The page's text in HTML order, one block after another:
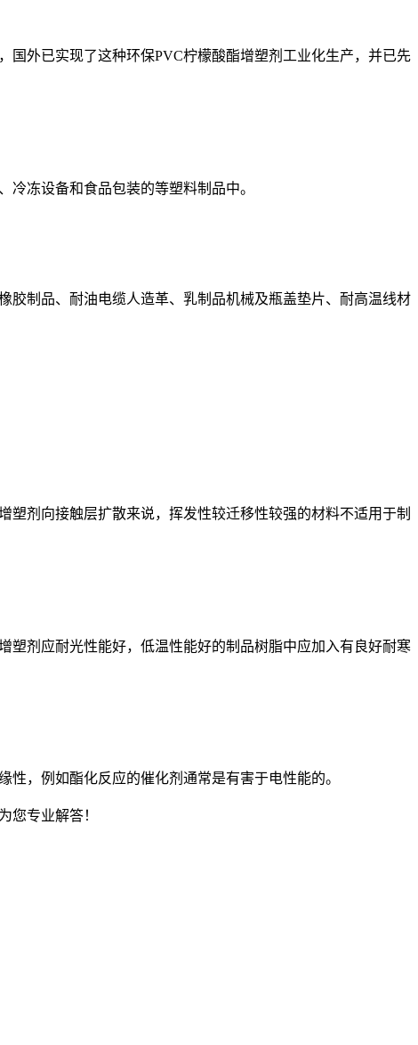
外已实现了这种环保PVC柠檬酸酯增塑剂工业化生产，并已先
冻设备和食品包装的等塑料制品中。
制品、耐油电缆人造革、乳制品机械及瓶盖垫片、耐高温线材
剂向接触层扩散来说，挥发性较迁移性较强的材料不适用于制
剂应耐光性能好，低温性能好的制品树脂中应加入有良好耐寒
，例如酯化反应的催化剂通常是有害于电性能的。
专业解答！